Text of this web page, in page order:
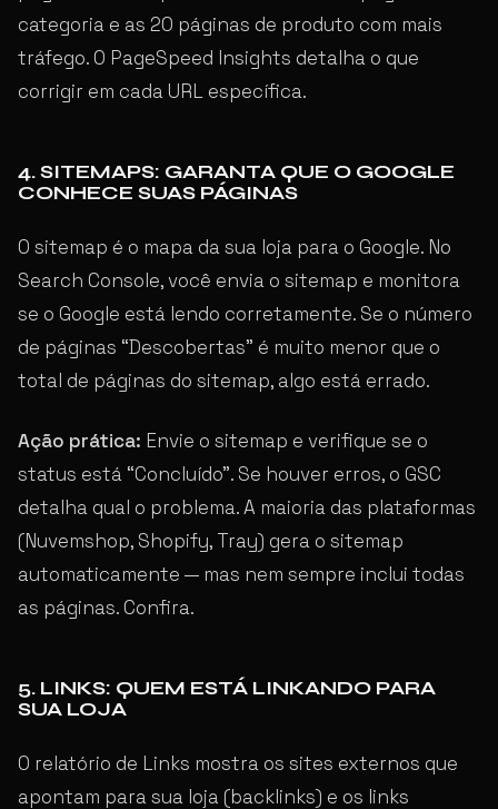
categoria e as 20 páginas de produto com mais
tráfego. O PageSpeed Insights detalha o que
corrigir em cada URL específica.
4. SITEMAPS: GARANTA QUE O GOOGLE
CONHECE SUAS PÁGINAS
O sitemap é o mapa da sua loja para o Google. No
Search Console, você envia o sitemap e monitora
se o Google está lendo corretamente. Se o número
de páginas “Descobertas” é muito menor que o
total de páginas do sitemap, algo está errado.
Ação prática: Envie o sitemap e verifique se o
status está “Concluído”. Se houver erros, o GSC
detalha qual o problema. A maioria das plataformas
(Nuvemshop, Shopify, Tray) gera o sitemap
automaticamente — mas nem sempre inclui todas
as páginas. Confira.
5. LINKS: QUEM ESTÁ LINKANDO PARA
SUA LOJA
O relatório de Links mostra os sites externos que
apontam para sua loja (backlinks) e os links